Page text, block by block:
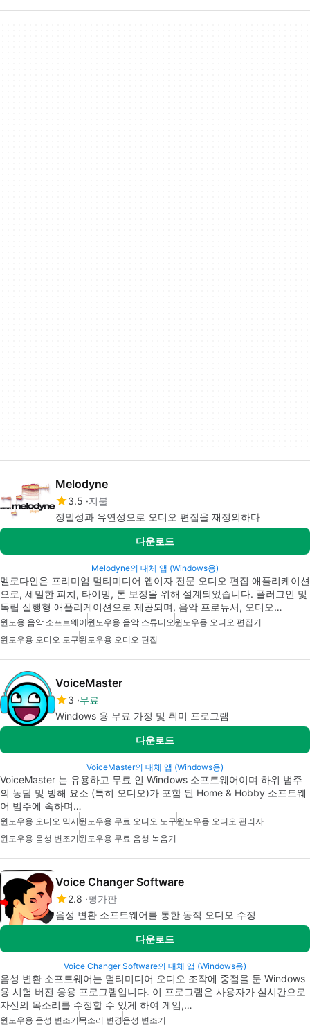
Melodyne
3.5 지불
정밀성과 유연성으로 오디오 편집을 재정의하다
다운로드
Melodyne의 대체 앱 (Windows용)
멜로다인은 프리미엄 멀티미디어 앱이자 전문 오디오 편집 애플리케이션
으로, 세밀한 피치, 타이밍, 톤 보정을 위해 설계되었습니다. 플러그인 및
독립 실행형 애플리케이션으로 제공되며, 음악 프로듀서, 오디오…
윈도용 음악 소프트웨어윈도우용 음악 스튜디오윈도우용 오디오 편집기
윈도우용 오디오 도구윈도우용 오디오 편집
VoiceMaster
3 무료
Windows 용 무료 가정 및 취미 프로그램
다운로드
VoiceMaster의 대체 앱 (Windows용)
VoiceMaster 는 유용하고 무료 인 Windows 소프트웨어이며 하위 범주
의 농담 및 방해 요소 (특히 오디오)가 포함 된 Home & Hobby 소프트웨
어 범주에 속하며…
윈도우용 오디오 믹서윈도우용 무료 오디오 도구윈도우용 오디오 관리자
윈도우용 음성 변조기윈도우용 무료 음성 녹음기
Voice Changer Software
2.8 평가판
음성 변환 소프트웨어를 통한 동적 오디오 수정
다운로드
Voice Changer Software의 대체 앱 (Windows용)
음성 변환 소프트웨어는 멀티미디어 오디오 조작에 중점을 둔 Windows
용 시험 버전 응용 프로그램입니다. 이 프로그램은 사용자가 실시간으로
자신의 목소리를 수정할 수 있게 하여 게임,…
윈도우용 음성 변조기목소리 변경음성 변조기